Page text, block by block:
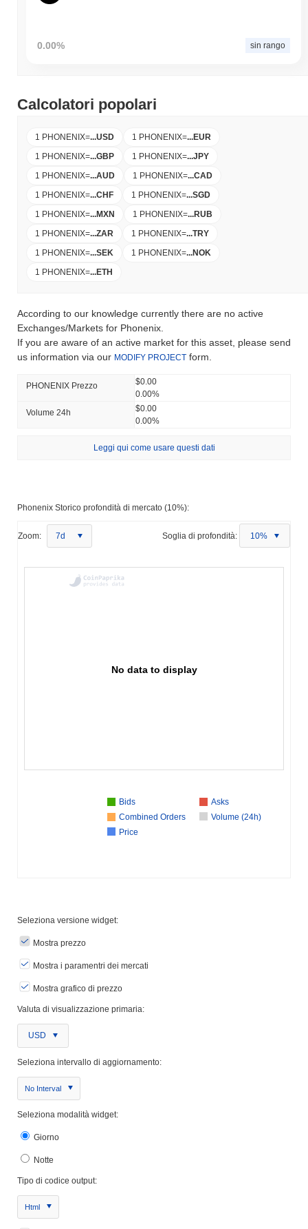
0.00% sin rango
Calcolatori popolari
1 PHONENIX=...USD 1 PHONENIX=...EUR
1 PHONENIX=...GBP 1 PHONENIX=...JPY
1 PHONENIX=...AUD 1 PHONENIX=...CAD
1 PHONENIX=...CHF 1 PHONENIX=...SGD
1 PHONENIX=...MXN 1 PHONENIX=...RUB
1 PHONENIX=...ZAR 1 PHONENIX=...TRY
1 PHONENIX=...SEK 1 PHONENIX=...NOK
1 PHONENIX=...ETH
According to our knowledge currently there are no active
Exchanges/Markets for Phonenix.
If you are aware of an active market for this asset, please send
us information via our MODIFY PROJECT form.
PHONENIX Prezzo
$0.00
0.00%
Volume 24h
$0.00
0.00%
Leggi qui come usare questi dati
Phonenix Storico profondità di mercato (10%):
Zoom: 7d Soglia di profondità: 10%
No data to display
Bids
Asks
Combined Orders
Volume (24h)
Price
Seleziona versione widget:
Mostra prezzo
Mostra i paramentri dei mercati
Mostra grafico di prezzo
Valuta di visualizzazione primaria:
USD
Seleziona intervallo di aggiornamento:
No Interval
Seleziona modalità widget:
Giorno
Notte
Tipo di codice output:
Html